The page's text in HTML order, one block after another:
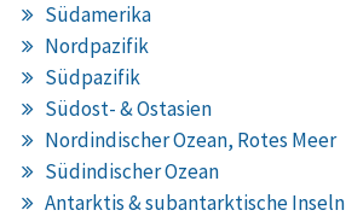
Südamerika
Nordpazifik
Südpazifik
Südost- & Ostasien
Nordindischer Ozean, Rotes Meer
Südindischer Ozean
Antarktis & subantarktische Inseln